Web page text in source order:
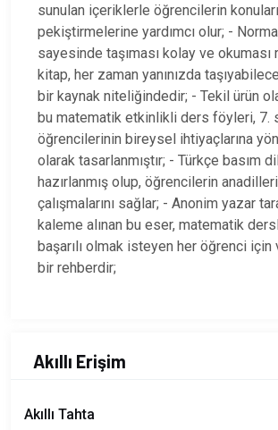
sunulan içeriklerle öğrencilerin konuları
pekiştirmelerine yardımcı olur; -
sayesinde taşıması kolay ve okuması
kitap, her zaman yanınızda
bir kaynak niteliğindedir; - Tekil ürün
bu matematik etkinlikli ders föyleri, 7.
öğrencilerinin bireysel ihtiyaçlarına
olarak tasarlanmıştır; - Türkçe basım
hazırlanmış olup, öğrencilerin
çalışmalarını sağlar; - Anonim yazar
kaleme alınan bu eser, matematik
başarılı olmak isteyen her öğrenci
bir rehberdir;
Akıllı Erişim
Akıllı Tahta